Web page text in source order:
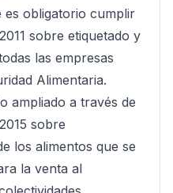
es obligatorio cumplir
sobre etiquetado y
las empresas
Alimentaria.
ampliado a través de
sobre
los alimentos que se
la venta al